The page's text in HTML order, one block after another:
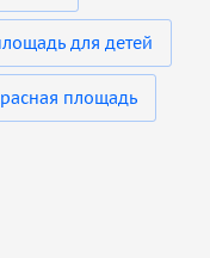
для детей
площадь